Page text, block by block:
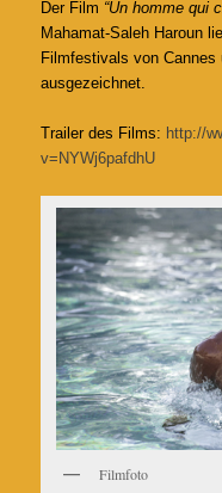
Der Film “Un homme qui
Mahamat-Saleh Haroun
Filmfestivals von
ausgezeichnet.
Trailer des Films: http://
v=NYWj6pafdhU
Filmfoto